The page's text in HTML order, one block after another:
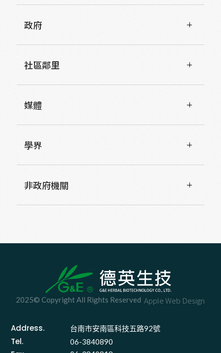
政府
社區鄰里
媒體
學界
非政府機關
2025© Copyright All Rights Reserved Apple Web Design
Address. 台南市安南區科技五路92號
Tel. 06-3840890